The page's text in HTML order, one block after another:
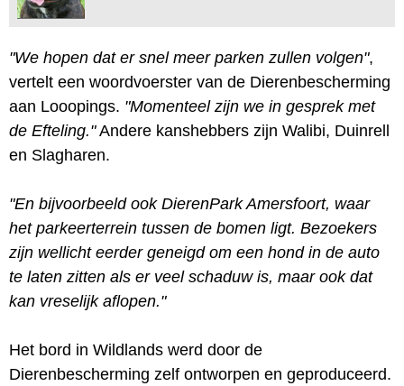
"We hopen dat er snel meer parken zullen volgen",
vertelt een woordvoerster van de Dierenbescherming
aan Looopings. "Momenteel zijn we in gesprek met
de Efteling."Andere kanshebbers zijn Walibi, Duinrell
en Slagharen.
"En bijvoorbeeld ook DierenPark Amersfoort, waar
het parkeerterrein tussen de bomen ligt. Bezoekers
zijn wellicht eerder geneigd om een hond in de auto
te laten zitten als er veel schaduw is, maar ook dat
kan vreselijk aflopen."
Het bord in Wildlands werd door de
Dierenbescherming zelf ontworpen en geproduceerd.